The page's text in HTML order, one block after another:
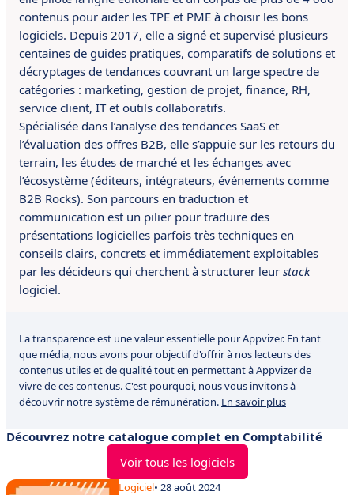
contenus pour aider les TPE et PME à choisir les bons
logiciels. Depuis 2017, elle a signé et supervisé plusieurs
centaines de guides pratiques, comparatifs de solutions et
décryptages de tendances couvrant un large spectre de
catégories : marketing, gestion de projet, finance, RH,
service client, IT et outils collaboratifs.
Spécialisée dans l’analyse des tendances SaaS et
l’évaluation des offres B2B, elle s’appuie sur les retours du
terrain, les études de marché et les échanges avec
l’écosystème (éditeurs, intégrateurs, événements comme
B2B Rocks). Son parcours en traduction et
communication est un pilier pour traduire des
présentations logicielles parfois très techniques en
conseils clairs, concrets et immédiatement exploitables
par les décideurs qui cherchent à structurer leur stack
logiciel.
La transparence est une valeur essentielle pour Appvizer. En tant
que média, nous avons pour objectif d'offrir à nos lecteurs des
contenus utiles et de qualité tout en permettant à Appvizer de
vivre de ces contenus. C'est pourquoi, nous vous invitons à
découvrir notre système de rémunération. En savoir plus
Découvrez notre catalogue complet en Comptabilité
Voir tous les logiciels
Logiciel• 28 août 2024